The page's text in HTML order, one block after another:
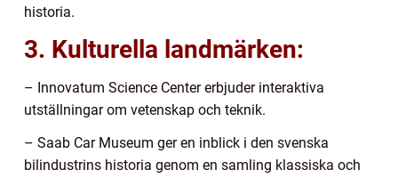
historia.
3. Kulturella landmärken:
– Innovatum Science Center erbjuder interaktiva
utställningar om vetenskap och teknik.
– Saab Car Museum ger en inblick i den svenska
bilindustrins historia genom en samling klassiska och